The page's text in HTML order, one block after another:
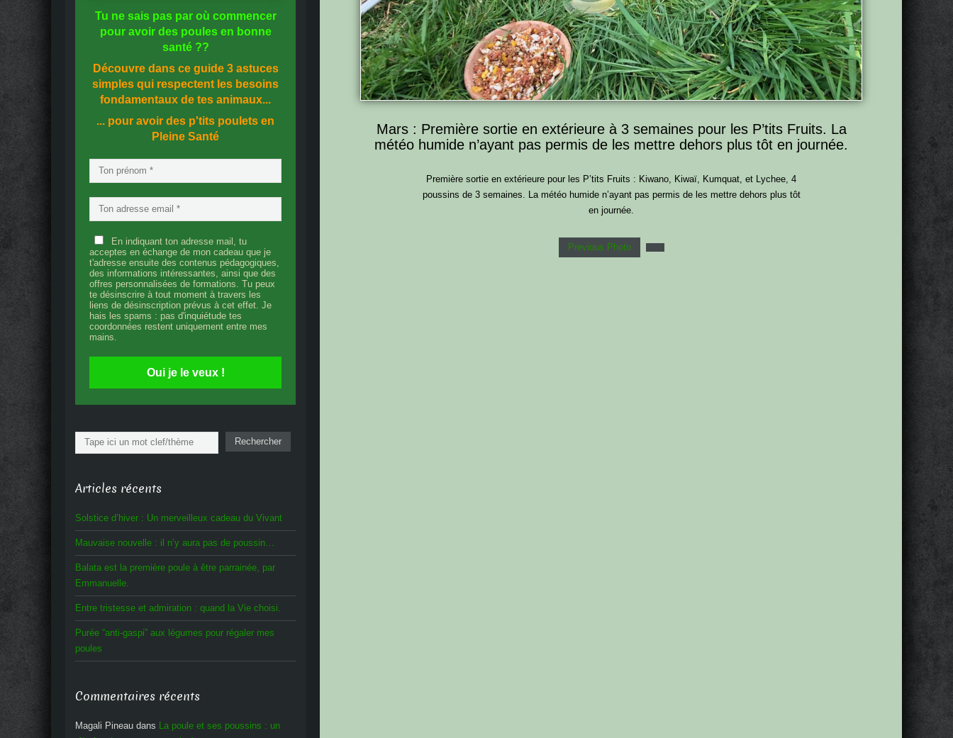
Mars : Première sortie en extérieure à 3 semaines pour les P’tits Fruits. La
météo humide n’ayant pas permis de les mettre dehors plus tôt en journée.
Première sortie en extérieure pour les P’tits Fruits : Kiwano, Kiwaï, Kumquat, et Lychee, 4
poussins de 3 semaines. La météo humide n’ayant pas permis de les mettre dehors plus tôt
en journée.
Previous Photo
Tu ne sais pas par où commencer
pour avoir des poules en bonne
santé??
Découvre dans ce guide 3 astuces
simples qui respectent les besoins
fondamentaux de tes animaux...
... pour avoir des p'tits poulets en
Pleine Santé
En indiquant ton adresse mail, tu
acceptes en échange de mon cadeau que je
t'adresse ensuite des contenus pédagogiques,
des informations intéressantes, ainsi que des
offres personnalisées de formations. Tu peux
te désinscrire à tout moment à travers les
liens de désinscription prévus à cet effet. Je
hais les spams : pas d'inquiétude tes
coordonnées restent uniquement entre mes
mains.
Oui je le veux !
Rechercher Rechercher
Articles récents
Solstice d’hiver : Un merveilleux cadeau du Vivant
Mauvaise nouvelle : il n’y aura pas de poussin…
Balata est la première poule à être parrainée, par
Emmanuelle.
Entre tristesse et admiration : quand la Vie choisi.
Purée “anti-gaspi” aux légumes pour régaler mes
poules
Commentaires récents
Magali Pineau dans La poule et ses poussins : un